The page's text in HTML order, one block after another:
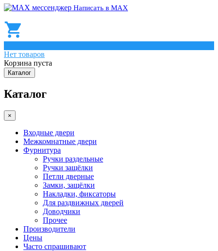
Написать в МАХ
Нет товаров
Корзина пуста
Каталог
Каталог
×
Входные двери
Межкомнатные двери
Фурнитура
Ручки раздельные
Ручки защёлки
Петли дверные
Замки, защёлки
Накладки, фиксаторы
Для раздвижных дверей
Доводчики
Прочее
Производители
Цены
Часто спрашивают